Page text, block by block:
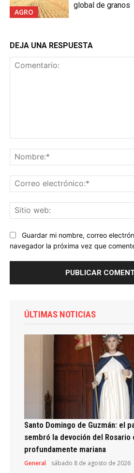
AGRO
global de granos
DEJA UNA RESPUESTA
Guardar mi nombre, correo
navegador la próxima vez que
ÚLTIMAS NOTICIAS
Santo Domingo de Guzmán: el
sembró la devoción del Rosario
profundamente mariana
General sábado 8 de agosto de 2026